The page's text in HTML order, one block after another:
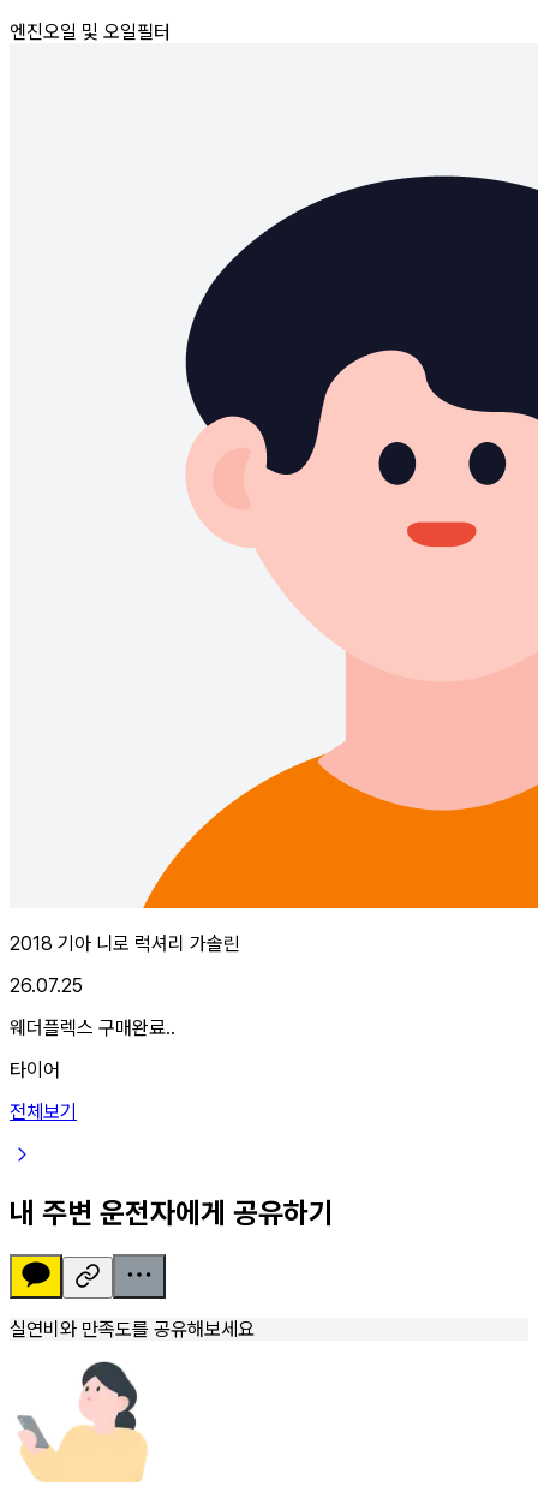
엔진오일 및 오일필터
2018 기아 니로 럭셔리 가솔린
26.07.25
웨더플렉스 구매완료..
타이어
전체보기
내 주변 운전자에게 공유하기
실연비와 만족도를 공유해보세요